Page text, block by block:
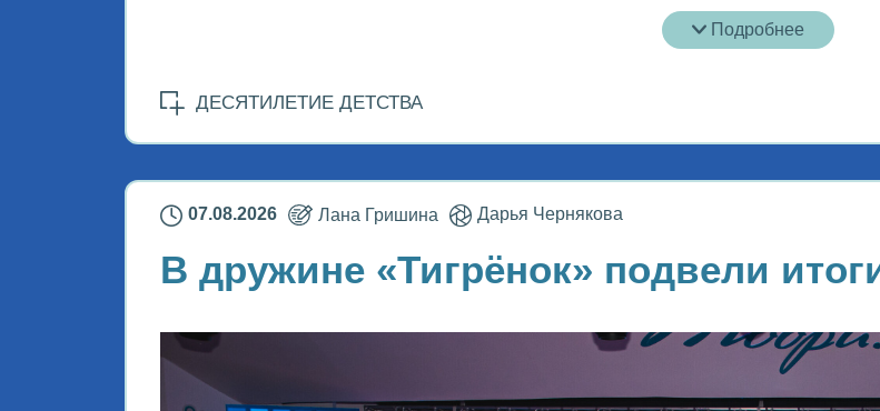
Подробнее
ДЕСЯТИЛЕТИЕ ДЕТСТВА
07.08.2026 Лана Гришина Дарья Чернякова
В дружине «Тигрёнок» подвели